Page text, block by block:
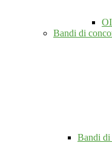
Bandi di
Bandi di